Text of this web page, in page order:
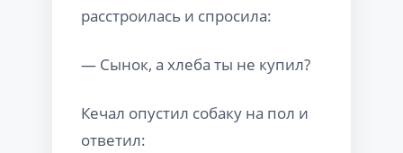
расстроилась и спросила:
— Сынок, а хлеба ты не купил?
Кечал опустил собаку на пол и
ответил: